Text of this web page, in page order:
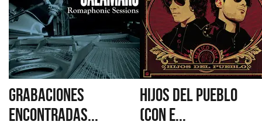
GRABACIONES
ENCONTRADAS...
HIJOS DEL PUEBLO
(CON E...